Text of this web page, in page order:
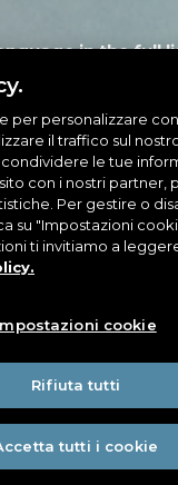
in the full
GO TO THE FULL LIST
per personalizzare
il traffico sul
le tue
con i nostri partner,
Per gestire o
su "Impostazioni
ti invitiamo a
cookie
Rifiuta tutti
tutti i cookie